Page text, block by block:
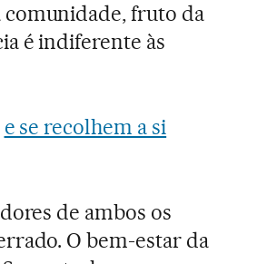
fruto da
é indiferente às
e se recolhem a si
de ambos os
O bem-estar da